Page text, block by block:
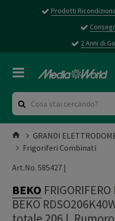
Prodotti
2 Anni di
GRANDI
Frigoriferi Combinati
Art.No. 585427 |
BEKO
BEKO